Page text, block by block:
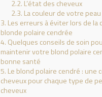
2.2. L’état des cheveux
2.3. La couleur de votre peau
3. Les erreurs à éviter lors de la
blonde polaire cendrée
4. Quelques conseils de soin
maintenir votre blond polaire
bonne santé
5. Le blond polaire cendré : une
cheveux pour chaque type de
cheveux